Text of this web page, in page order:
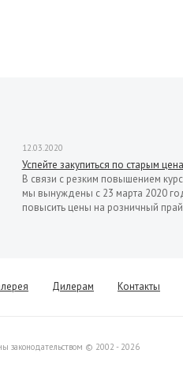
12.03.2020
Успейте закупиться по старым
В связи с резким повышением
мы вынуждены с 23 марта 2020
повысить цены на розничный
Дилерам Контакты
© 2002 - 2026